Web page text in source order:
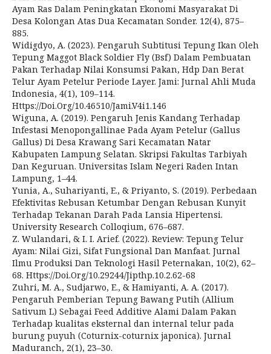
Ayam Ras Dalam Peningkatan Ekonomi Masyarakat Di
Desa Kolongan Atas Dua Kecamatan Sonder. 12(4), 875–
885.
Widigdyo, A. (2023). Pengaruh Subtitusi Tepung Ikan Oleh
Tepung Maggot Black Soldier Fly (Bsf) Dalam Pembuatan
Pakan Terhadap Nilai Konsumsi Pakan, Hdp Dan Berat
Telur Ayam Petelur Periode Layer. Jami: Jurnal Ahli Muda
Indonesia, 4(1), 109–114.
Https://Doi.Org/10.46510/Jami.V4i1.146
Wiguna, A. (2019). Pengaruh Jenis Kandang Terhadap
Infestasi Menopongallinae Pada Ayam Petelur (Gallus
Gallus) Di Desa Krawang Sari Kecamatan Natar
Kabupaten Lampung Selatan. Skripsi Fakultas Tarbiyah
Dan Keguruan. Universitas Islam Negeri Raden Intan
Lampung, 1–44.
Yunia, A., Suhariyanti, E., & Priyanto, S. (2019). Perbedaan
Efektivitas Rebusan Ketumbar Dengan Rebusan Kunyit
Terhadap Tekanan Darah Pada Lansia Hipertensi.
University Research Colloqium, 676–687.
Z. Wulandari, & I. I. Arief. (2022). Review: Tepung Telur
Ayam: Nilai Gizi, Sifat Fungsional Dan Manfaat. Jurnal
Ilmu Produksi Dan Teknologi Hasil Peternakan, 10(2), 62–
68. Https://Doi.Org/10.29244/Jipthp.10.2.62-68
Zuhri, M. A., Sudjarwo, E., & Hamiyanti, A. A. (2017).
Pengaruh Pemberian Tepung Bawang Putih (Allium
Sativum L) Sebagai Feed Additive Alami Dalam Pakan
Terhadap kualitas eksternal dan internal telur pada
burung puyuh (Coturnix-coturnix japonica). Jurnal
Maduranch, 2(1), 23–30.